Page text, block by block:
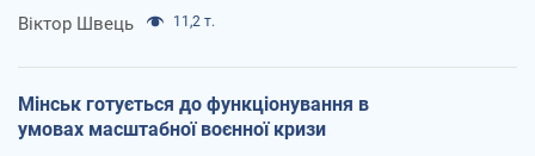
Віктор Швець 11,2 т.
Мінськ готується до функціонування в
умовах масштабної воєнної кризи